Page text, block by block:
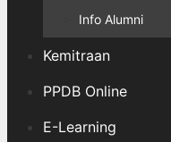
Info Alumni
Kemitraan
PPDB Online
E-Learning